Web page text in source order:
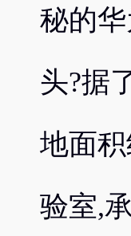
秘的
头?据
地面
验室,